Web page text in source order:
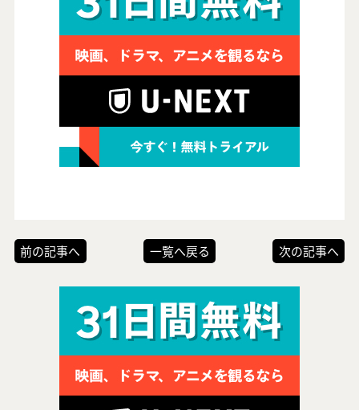
前の記事へ 一覧へ戻る 次の記事へ